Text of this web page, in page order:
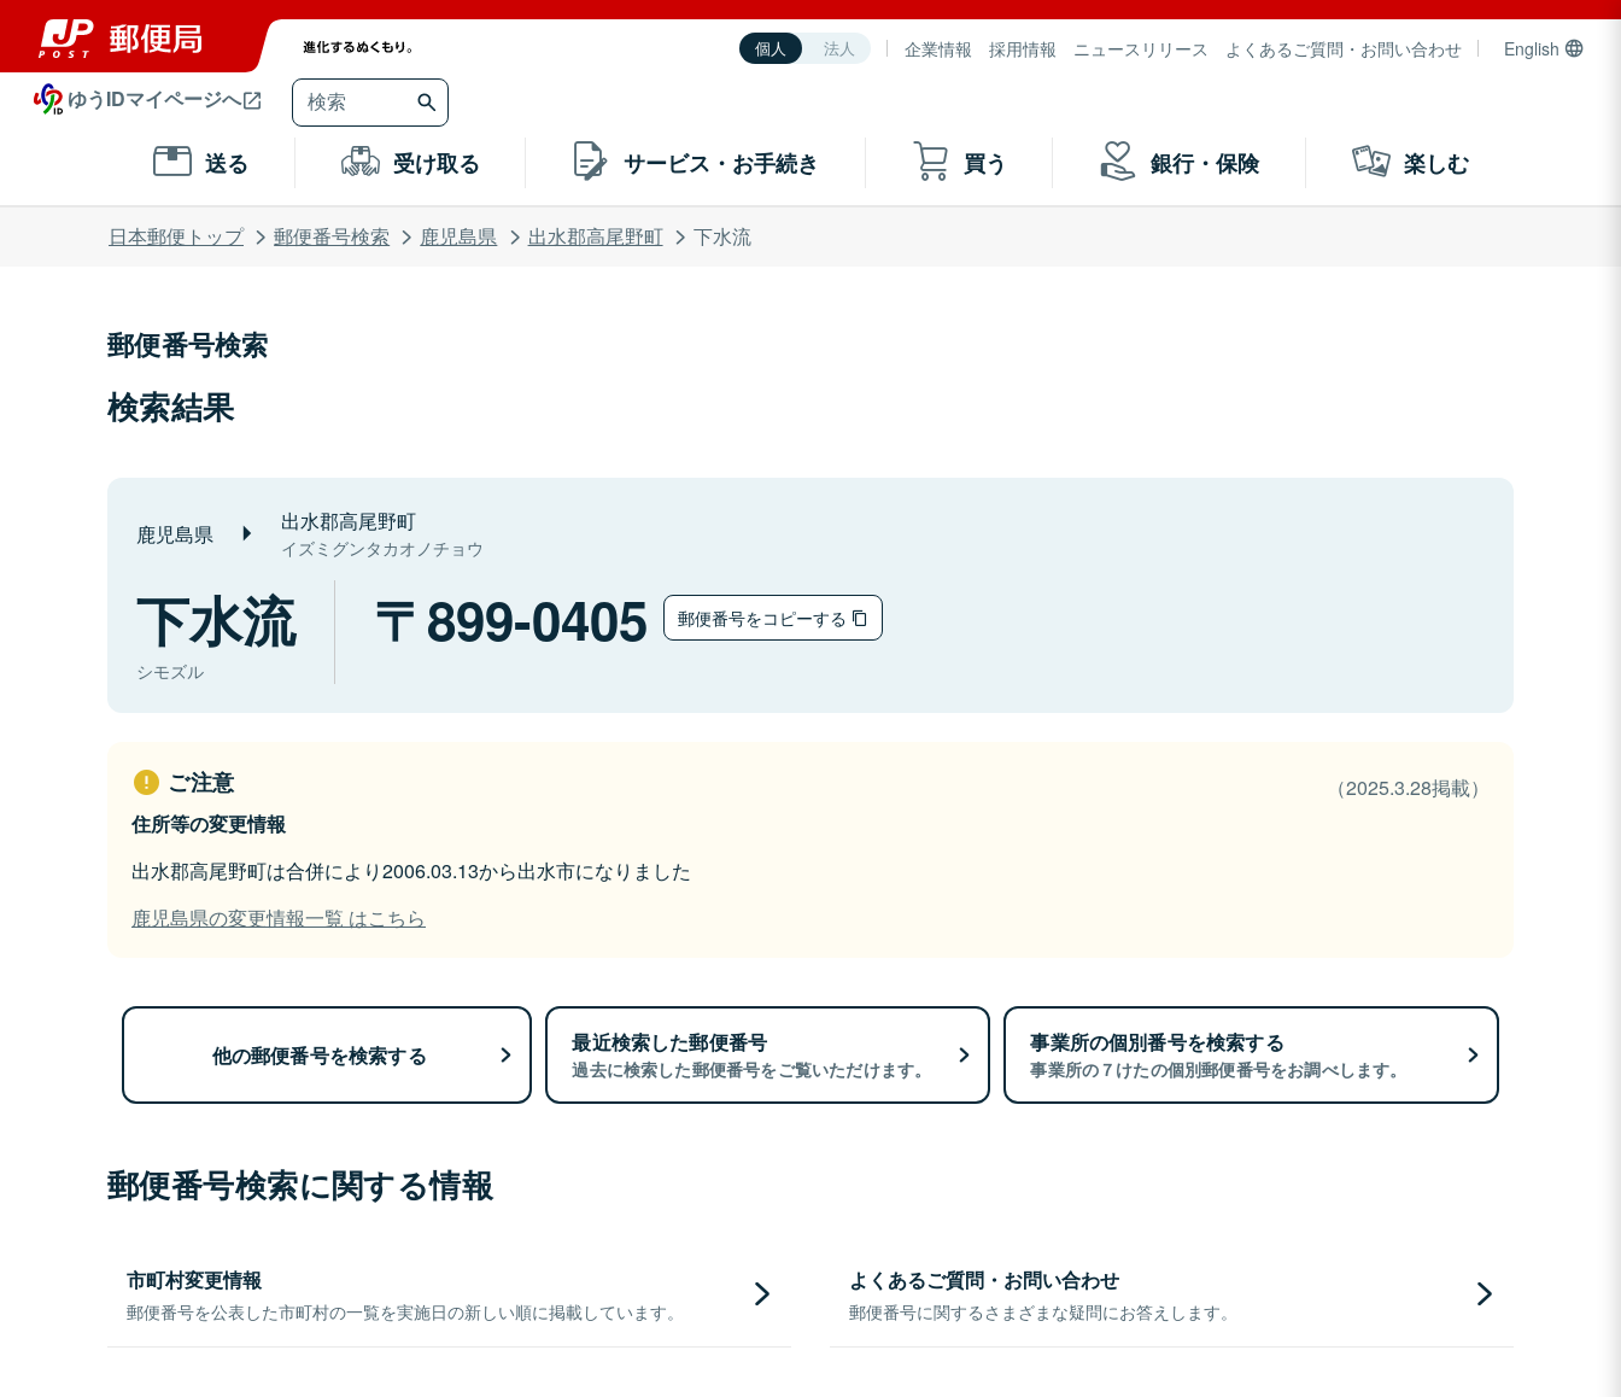
個人 法人 企業情報 採用情報 ニュースリリース よくあるご質問・お問い合わせ English
ゆうIDマイページへ
送る 受け取る サービス・お手続き 買う 銀行・保険 楽しむ
日本郵便トップ 郵便番号検索 鹿児島県 出水郡高尾野町 下水流
郵便番号検索
検索結果
鹿児島県 出水郡高尾野町
イズミグンタカオノチョウ
下水流
シモズル
899-0405 郵便番号をコピーする
ご注意
（2025.3.28掲載）
住所等の変更情報
出水郡高尾野町は合併により2006.03.13から出水市になりました
鹿児島県の変更情報一覧 はこちら
他の郵便番号を検索する 最近検索した郵便番号
過去に検索した郵便番号をご覧いただけます。
事業所の個別番号を検索する
事業所の７けたの個別郵便番号をお調べします。
郵便番号検索に関する情報
市町村変更情報
郵便番号を公表した市町村の一覧を実施日の新しい順に掲載しています。
よくあるご質問・お問い合わせ
郵便番号に関するさまざまな疑問にお答えします。